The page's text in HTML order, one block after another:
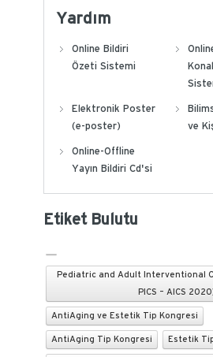
Yardım
Online Bildiri
Özeti Sistemi
Elektronik Poster
(e-poster)
ve
Online-Offline
Yayın Bildiri Cd'si
Etiket Bulutu
Pediatric and Adult Interventional
PICS – AICS
AntiAging ve Estetik Tip Kongresi
AntiAging Tip Kongresi Estetik